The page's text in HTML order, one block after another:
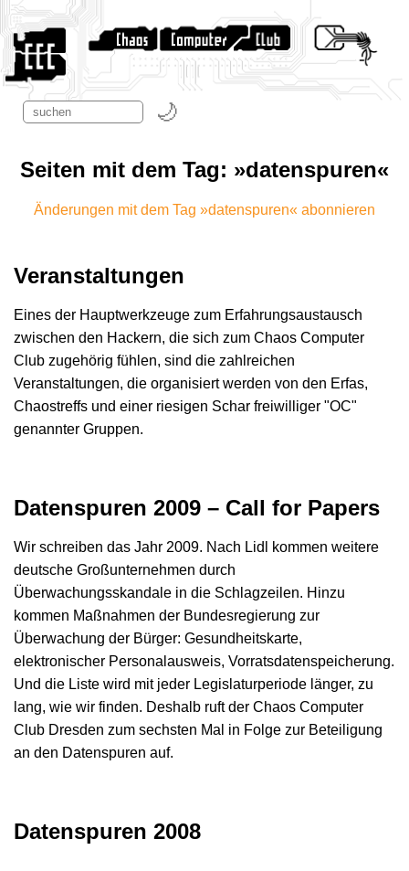
Seiten mit dem Tag: »datenspuren«
Änderungen mit dem Tag »datenspuren« abonnieren
Veranstaltungen
Eines der Hauptwerkzeuge zum Erfahrungsaustausch
zwischen den Hackern, die sich zum Chaos Computer
Club zugehörig fühlen, sind die zahlreichen
Veranstaltungen, die organisiert werden von den Erfas,
Chaostreffs und einer riesigen Schar freiwilliger "OC"
genannter Gruppen.
Datenspuren 2009 – Call for Papers
Wir schreiben das Jahr 2009. Nach Lidl kommen weitere
deutsche Großunternehmen durch
Überwachungsskandale in die Schlagzeilen. Hinzu
kommen Maßnahmen der Bundesregierung zur
Überwachung der Bürger: Gesundheitskarte,
elektronischer Personalausweis, Vorratsdatenspeicherung.
Und die Liste wird mit jeder Legislaturperiode länger, zu
lang, wie wir finden. Deshalb ruft der Chaos Computer
Club Dresden zum sechsten Mal in Folge zur Beteiligung
an den Datenspuren auf.
Datenspuren 2008